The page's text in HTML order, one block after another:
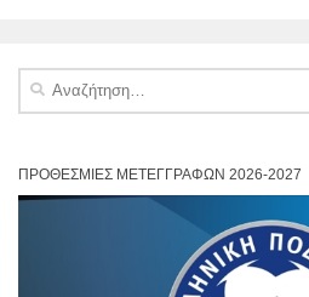
Αναζήτηση
ΠΡΟΘΕΣΜΊΕΣ ΜΕΤΕΓΓΡΑΦΏΝ 2026-2027